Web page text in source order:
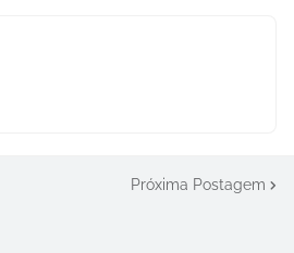
Próxima Postagem